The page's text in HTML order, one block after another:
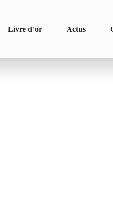
Livre d’or Actus